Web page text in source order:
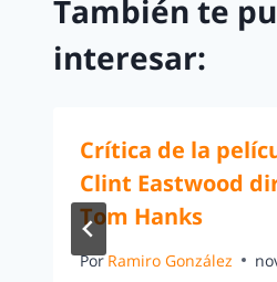
También te
interesar:
Crítica de la
Clint Eastwood
Tom Hanks
Por Ramiro González